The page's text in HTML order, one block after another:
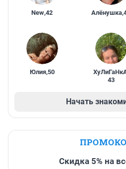
New,42 Алёнушка,
Юлия,50
43
Начать
Скидка 5% на